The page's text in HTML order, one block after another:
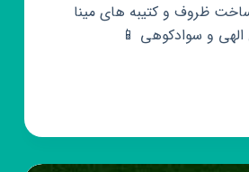
ظروف و کتیبه های مینا
الهی و سوادکوهی 📱